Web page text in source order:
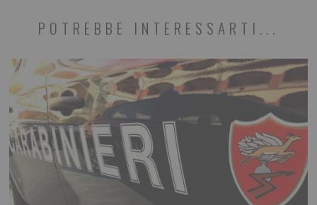
POTREBBE INTERESSARTI...